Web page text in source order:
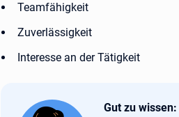
Teamfähigkeit
Zuverlässigkeit
Interesse an der Tätigkeit
Tipp:
Gut zu wissen: